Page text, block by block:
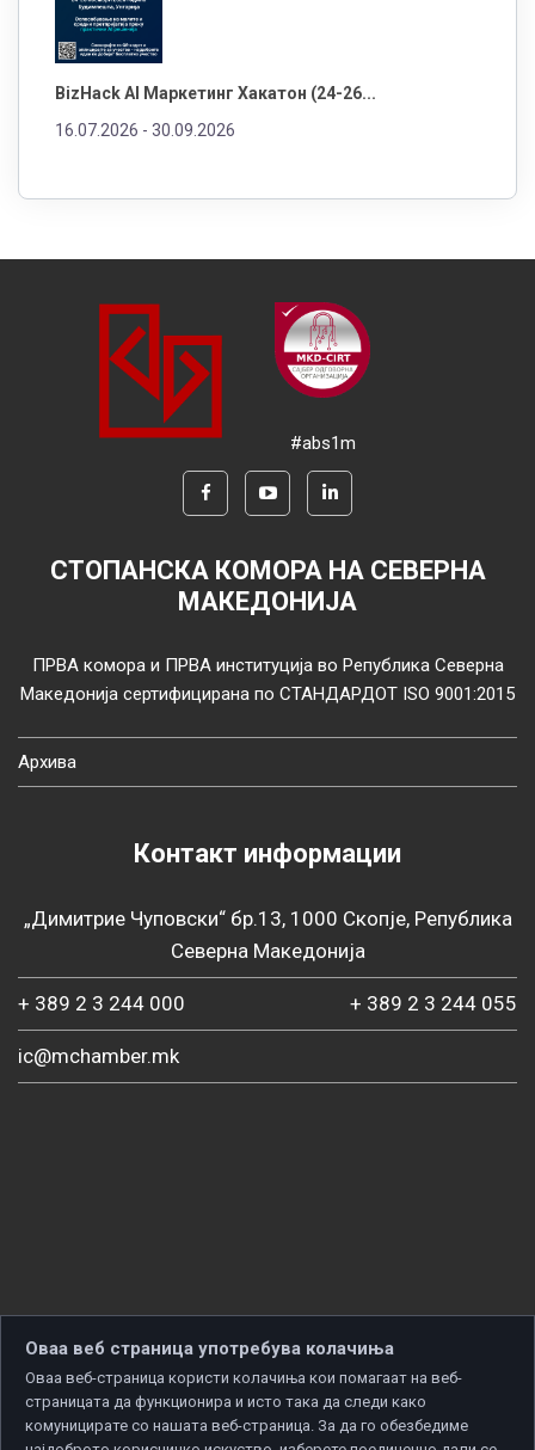
BizHack AI Маркетинг Хакатон (24-26...
16.07.2026 - 30.09.2026
#abs1m
СТОПАНСКА КОМОРА НА СЕВЕРНА
МАКЕДОНИЈА
ПРВА комора и ПРВА институција во Република Северна
Македонија сертифицирана по СТАНДАРДОТ ISO 9001:2015
Архива
Контакт информации
„Димитрие Чуповски“ бр.13, 1000 Скопје, Република
Северна Македонија
+ 389 2 3 244 000 + 389 2 3 244 055
ic@mchamber.mk
Оваа веб страница употребува колачиња
Оваа веб-страница користи колачиња кои помагаат на веб-
страницата да функционира и исто така да следи како
комуницирате со нашата веб-страница. За да го обезбедиме